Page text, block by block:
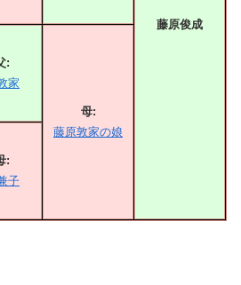
藤原俊成
:
家
母:
藤原敦家の娘
:
子